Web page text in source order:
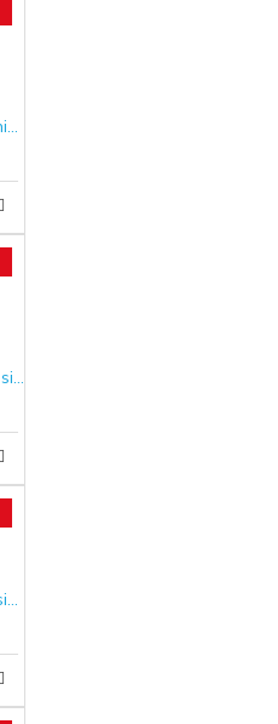
Daikin sieninis oro kondicionierius Stylish sidabrinės spalvos, 4.2/5.4 kW
Mitsubishi Heavy Industries sieninis oro kondicionierius SRK-ZS Black & White, 3.5/4.0 kW
Panasonic sieninis šilumos siurblys oras-oras KIT-HZ (Grafito pilkas), 2.5/3.2 kW